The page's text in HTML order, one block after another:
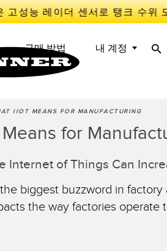
고성능 레이더 센서로 탱크 수위
구매 방법 내 계정
션
시기
마트 팩토리
서
IIOT MEANS FOR MANUFACTURING
for
Internet of Things Can
biggest buzzword in
the way factories